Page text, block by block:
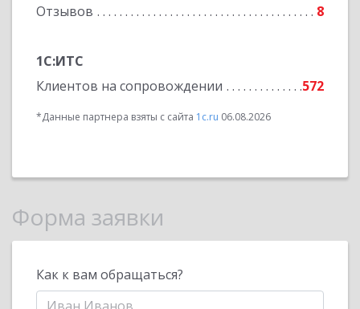
Отзывов
8
1С:ИТС
Клиентов на сопровождении
572
*Данные партнера взяты с сайта 1c.ru 06.08.2026
Форма заявки
Как к вам обращаться?